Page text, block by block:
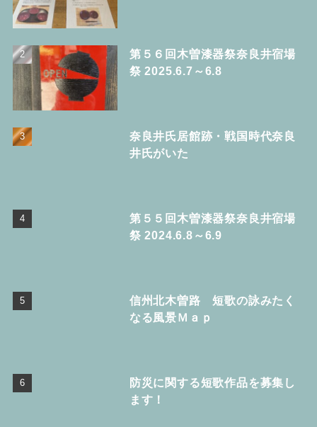
第５６回木曽漆器祭奈良井宿場
祭 2025.6.7～6.8
奈良井氏居館跡・戦国時代奈良
井氏がいた
第５５回木曽漆器祭奈良井宿場
祭 2024.6.8～6.9
信州北木曽路 短歌の詠みたく
なる風景Ｍａｐ
防災に関する短歌作品を募集し
ます！